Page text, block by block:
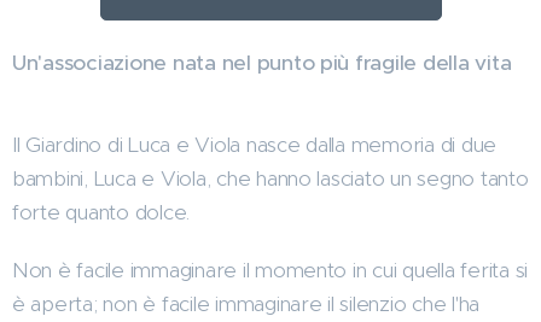
Un'associazione nata nel punto più fragile della vita
Il Giardino di Luca e Viola nasce dalla memoria di due
bambini, Luca e Viola, che hanno lasciato un segno tanto
forte quanto dolce.
Non è facile immaginare il momento in cui quella ferita si
è aperta; non è facile immaginare il silenzio che l'ha